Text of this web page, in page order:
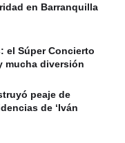
en Barranquilla
el Súper Concierto
mucha diversión
peaje de
de ‘Iván